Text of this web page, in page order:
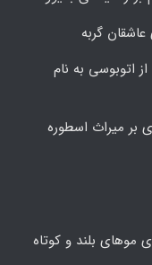
از اتوبوسی به نام
بر میراث اسطوره